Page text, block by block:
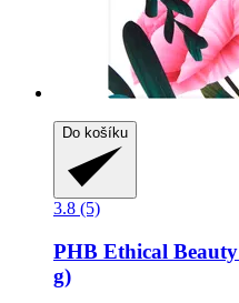
Do košíku
3.8 (5)
PHB Ethical Beauty
g)